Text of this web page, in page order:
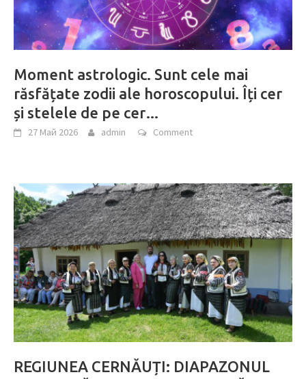
Moment astrologic. Sunt cele mai
răsfățate zodii ale horoscopului. Îți cer
și stelele de pe cer…
27 Май 2026 admin Comment
REGIUNEA CERNĂUȚI: DIAPAZONUL